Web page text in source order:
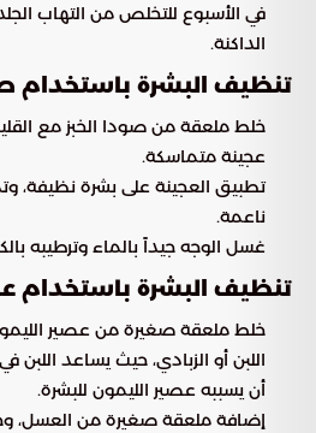
في الأسبوع للتخلص من التهاب
الداكنة.
تنظيف البشرة باستخدام
خلط ملعقة من صودا الخبز مع
عجينة متماسكة.
تطبيق العجينة على بشرة نظيفة،
ناعمة.
غسل الوجه جيداً بالماء وترطيبه
تنظيف البشرة باستخدام
خلط ملعقة صغيرة من عصير
اللبن أو الزبادي، حيث يساعد
أن يسببه عصير الليمون للبشرة.
إضافة ملعقة صغيرة من العسل،